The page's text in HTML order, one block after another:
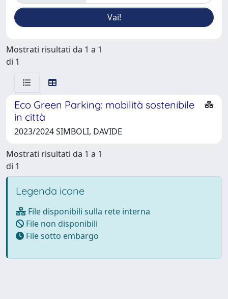
Mostrati risultati da 1 a 1
di 1
Eco Green Parking: mobilità sostenibile
in città
2023/2024 SIMBOLI, DAVIDE
Mostrati risultati da 1 a 1
di 1
Legenda icone
File disponibili sulla rete interna
File non disponibili
File sotto embargo